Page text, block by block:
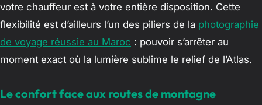
votre chauffeur est à votre entière disposition. Cette
flexibilité est d’ailleurs l’un des piliers de la photographie
de voyage réussie au Maroc : pouvoir s’arrêter au
moment exact où la lumière sublime le relief de l’Atlas.
Le confort face aux routes de montagne